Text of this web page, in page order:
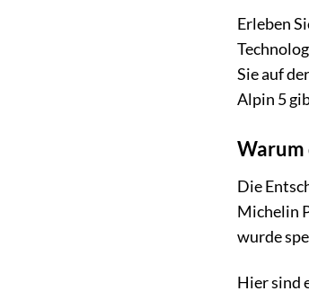
Erleben
Sie auf
Alpin 5
Warum
Die
Michelin
wurde
Hier sind